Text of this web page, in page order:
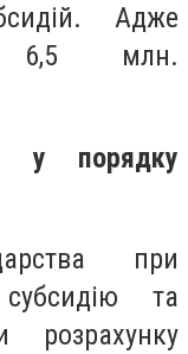
Адже
6,5 млн.
у порядку
при
та
розрахунку